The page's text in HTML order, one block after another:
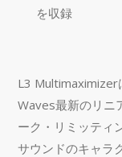
を収録
L3 Multimaximizer
Waves最新のリニ
ーク・リミッティ
サウンドのキャラ